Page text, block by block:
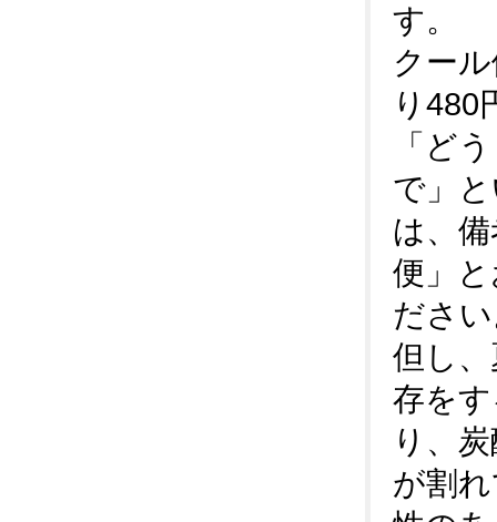
す。
クー
り480
「ど
で」
は、
便」
ださ
但し
存を
り、
が割